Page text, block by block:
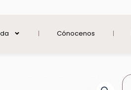
Cónocenos